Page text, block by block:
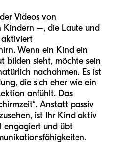
Videos von
–, die Laute und
aktiviert
Wenn ein Kind ein
bilden sieht, möchte sein
nachahmen. Es ist
die sich eher wie ein
anfühlt. Das
Anstatt passiv
ist Ihr Kind aktiv
engagiert und übt